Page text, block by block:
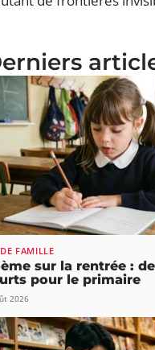
FAMILLE
sur la rentrée :
pour le primaire
2026